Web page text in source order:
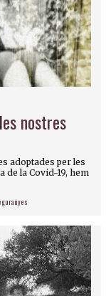
nostres
adoptades per les
la Covid-19, hem